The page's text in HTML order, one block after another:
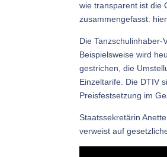
wie transparent ist die
zusammengefasst:
Die
Beispielsweise wird
gestrichen, die
Einzeltarife. Die DTIV
Preisfestsetzung im
Staatssekretärin
verweist auf